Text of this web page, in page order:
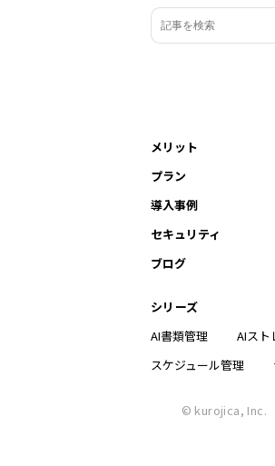
メリット
プラン
導入事例
セキュリティ
ブログ
シリーズ
AI書類管理
AIスト
スケジュール管理
© kurojica, Inc.